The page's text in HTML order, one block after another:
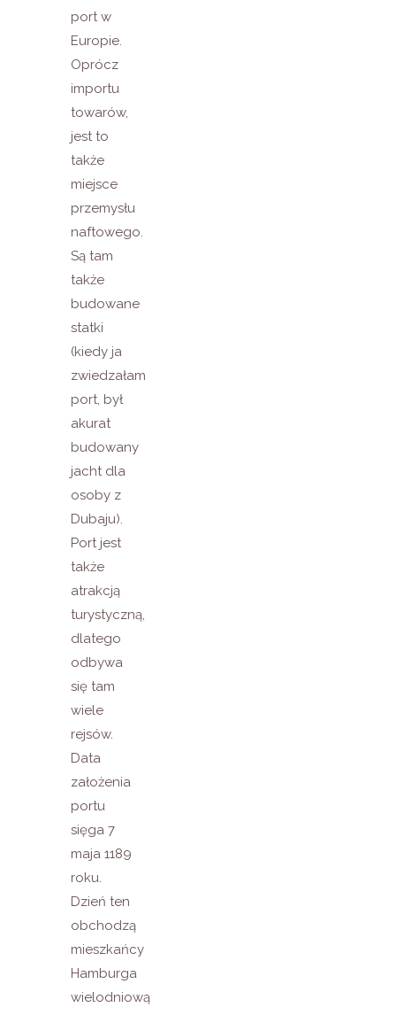
port w
Europie.
Oprócz
importu
towarów,
jest to
także
miejsce
przemysłu
naftowego.
Są tam
także
budowane
statki
(kiedy ja
zwiedzałam
port, był
akurat
budowany
jacht dla
osoby z
Dubaju).
Port jest
także
atrakcją
turystyczną,
dlatego
odbywa
się tam
wiele
rejsów.
Data
założenia
portu
sięga 7
maja 1189
roku.
Dzień ten
obchodzą
mieszkańcy
Hamburga
wielodniową